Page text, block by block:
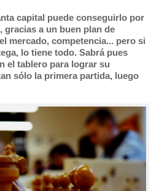
capital puede conseguirlo por
gracias a un buen plan de
mercado, competencia... pero si
lo tiene todo. Sabrá pues
el tablero para lograr su
sólo la primera partida, luego